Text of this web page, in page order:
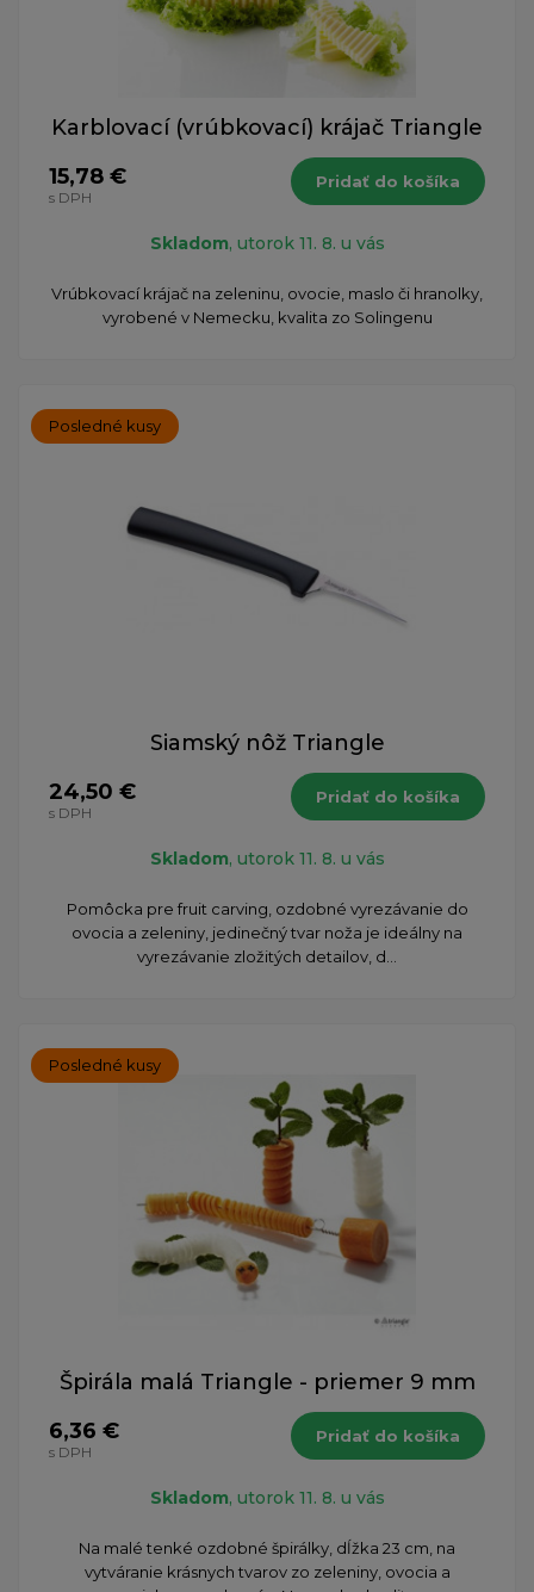
Karblovací (vrúbkovací) krájač Triangle
15,78 €
s DPH
Pridať do košíka
Skladom, utorok 11. 8. u vás
Vrúbkovací krájač na zeleninu, ovocie, maslo či hranolky,
vyrobené v Nemecku, kvalita zo Solingenu
Posledné kusy
Siamský nôž Triangle
24,50 €
s DPH
Pridať do košíka
Skladom, utorok 11. 8. u vás
Pomôcka pre fruit carving, ozdobné vyrezávanie do
ovocia a zeleniny, jedinečný tvar noža je ideálny na
vyrezávanie zložitých detailov, d...
Posledné kusy
Špirála malá Triangle - priemer 9 mm
6,36 €
s DPH
Pridať do košíka
Skladom, utorok 11. 8. u vás
Na malé tenké ozdobné špirálky, dĺžka 23 cm, na
vytváranie krásnych tvarov zo zeleniny, ovocia a